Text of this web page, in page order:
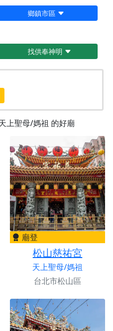
鄉鎮市區
找供奉神明
上聖母/媽祖 的好廟
廟登
松山慈祐宮
天上聖母/媽祖
台北市松山區